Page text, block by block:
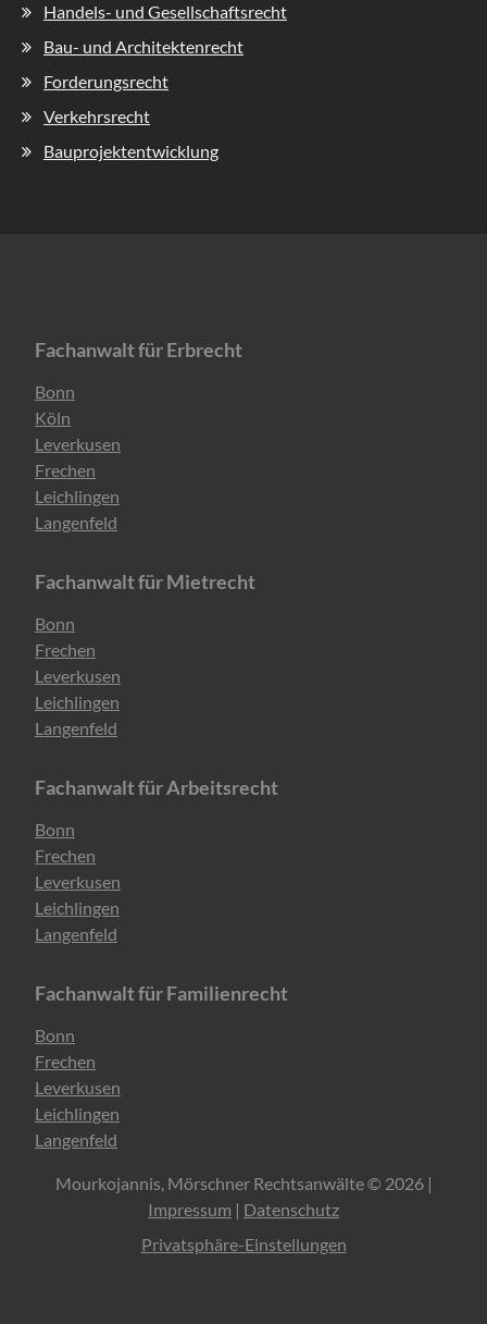
Handels- und Gesellschaftsrecht
Bau- und Architektenrecht
Forderungsrecht
Verkehrsrecht
Bauprojektentwicklung
Fachanwalt für Erbrecht
Navigation
überspringen
Bonn
Köln
Leverkusen
Frechen
Leichlingen
Langenfeld
Fachanwalt für Mietrecht
Navigation
überspringen
Bonn
Frechen
Leverkusen
Leichlingen
Langenfeld
Fachanwalt für Arbeitsrecht
Navigation
überspringen
Bonn
Frechen
Leverkusen
Leichlingen
Langenfeld
Fachanwalt für Familienrecht
Navigation
überspringen
Bonn
Frechen
Leverkusen
Leichlingen
Langenfeld
Mourkojannis, Mörschner Rechtsanwälte © 2026 |
Impressum | Datenschutz
Privatsphäre-Einstellungen